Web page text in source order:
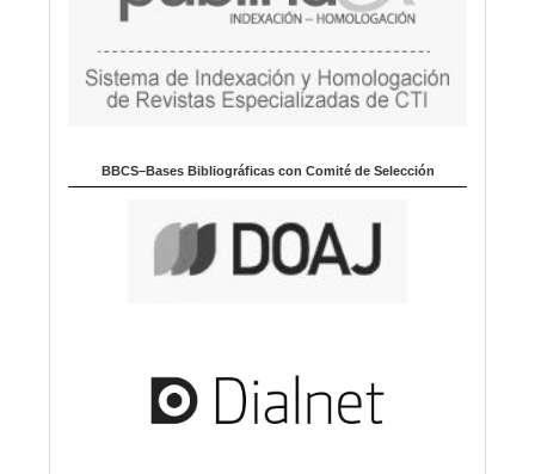
BBCS–Bases Bibliográficas con Comité de Selección